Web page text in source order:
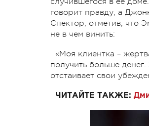
говорит правду, а
Спектор, отметив, что
не в чем винить:
«Моя клиентка –
получить больше
отстаивает свои
ЧИТАЙТЕ ТАКЖЕ: